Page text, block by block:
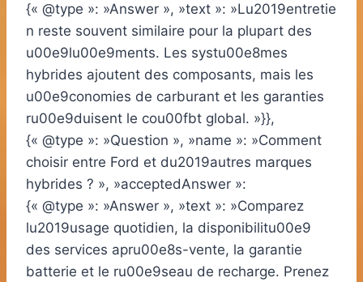
{« @type »: »Answer », »text »: »Lu2019entretie
n reste souvent similaire pour la plupart des
u00e9lu00e9ments. Les systu00e8mes
hybrides ajoutent des composants, mais les
u00e9conomies de carburant et les garanties
ru00e9duisent le cou00fbt global. »}},
{« @type »: »Question », »name »: »Comment
choisir entre Ford et du2019autres marques
hybrides ? », »acceptedAnswer »:
{« @type »: »Answer », »text »: »Comparez
lu2019usage quotidien, la disponibilitu00e9
des services apru00e8s-vente, la garantie
batterie et le ru00e9seau de recharge. Prenez